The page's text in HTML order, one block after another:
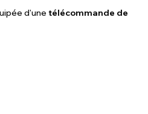
d'une télécommande de